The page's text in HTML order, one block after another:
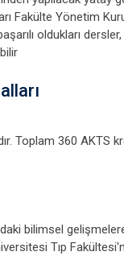
Fakülte Yönetim
oldukları
Toplam 360
bilimsel
Tıp